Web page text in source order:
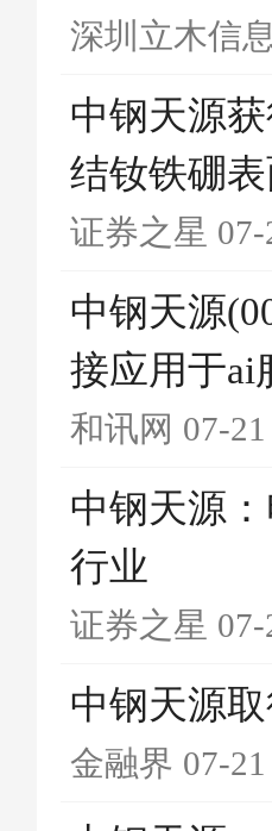
深圳立木信
中钢天源
结钕铁硼
证券之星
中钢天源
接应用于ai
和讯网 07-
中钢天源
行业
证券之星
中钢天源
金融界 07-